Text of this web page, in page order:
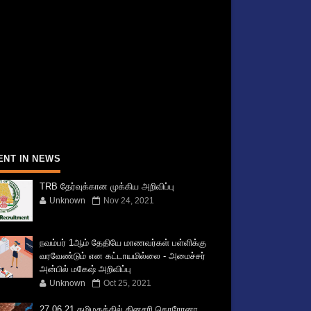
IN NEWS
TRB தேர்வுக்கான முக்கிய அறிவிப்பு
Unknown Nov 24, 2021
நவம்பர் 1ஆம் தேதியே மாணவர்கள் பள்ளிக்கு
வரவேண்டும் என கட்டாயமில்லை - அமைச்சர்
அன்பில் மகேஷ் அறிவிப்பு
Unknown Oct 25, 2021